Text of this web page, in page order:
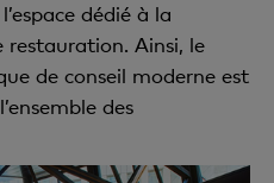
dédié à la
Ainsi, le
de conseil moderne est
des